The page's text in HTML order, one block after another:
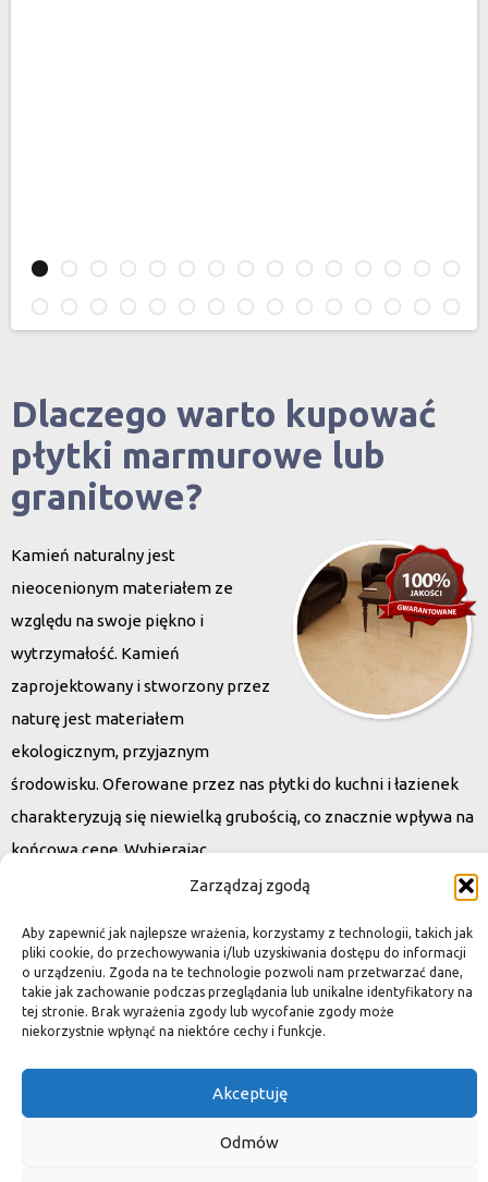
Zarządzaj zgodą
Aby zapewnić jak najlepsze wrażenia, korzystamy z technologii, takich jak
pliki cookie, do przechowywania i/lub uzyskiwania dostępu do informacji
o urządzeniu. Zgoda na te technologie pozwoli nam przetwarzać dane,
takie jak zachowanie podczas przeglądania lub unikalne identyfikatory na
tej stronie. Brak wyrażenia zgody lub wycofanie zgody może
niekorzystnie wpłynąć na niektóre cechy i funkcje.
Akceptuję
Odmów
Dlaczego warto kupować
płytki marmurowe lub
granitowe?
Kamień naturalny jest
nieocenionym materiałem ze
względu na swoje piękno i
wytrzymałość. Kamień
zaprojektowany i stworzony przez
naturę jest materiałem
ekologicznym, przyjaznym
środowisku. Oferowane przez nas płytki do kuchni i łazienek
charakteryzują się niewielką grubością, co znacznie wpływa na
końcową cenę. Wybierając
kamień naturalny zapewniacie sobie pełen indywidualizm –
przestrzeń,
ściana, posadzka będzie niepowtarzalna i znacznie podniesie
standard.
Okiem dekoratora